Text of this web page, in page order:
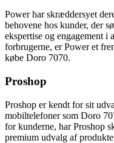
Power har skræddersyet
behovene hos kunder, der
ekspertise og engagement i
forbrugerne, er Power et
købe Doro 7070.
Proshop
Proshop er kendt for sit
mobiltelefoner som Doro
for kunderne, har Proshop
premium udvalg af